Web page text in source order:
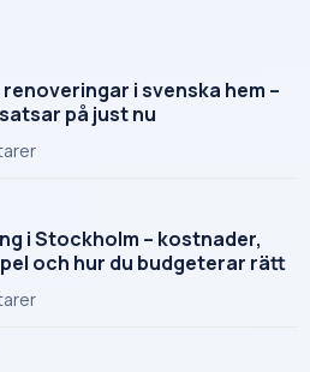
i svenska hem –
på just nu
i Stockholm – kostnader,
och hur du budgeterar rätt